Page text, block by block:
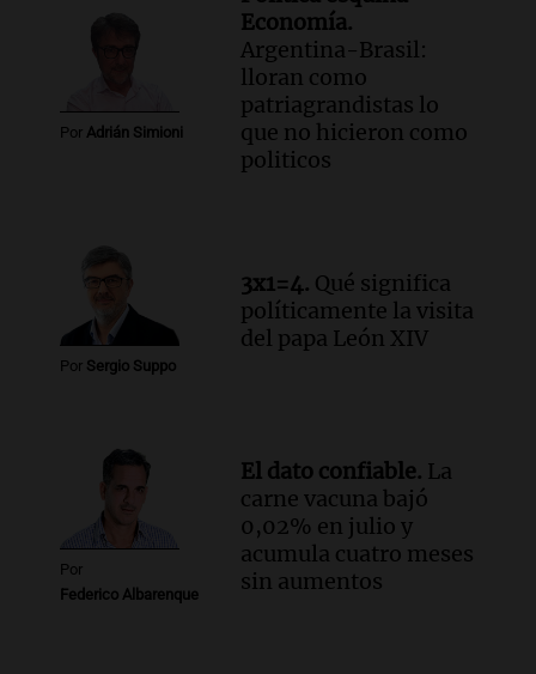
colaboración con la municipalidad para
la educación y parques
Audio.El papamóvil de Juan Pablo II
revive con la visita de León XIV y una
Episodios
Audio.
Monseñor Fenoy celebra la visita
de León XIV a Argentina y reflexiona
sobre su impacto espiritual
Panorama Federal
Fe relativiza el impacto del fallo sobre
jubilaciones en la provincia
Panorama Federal
Episodios
Por Adrián Simioni
Economía.
Argentina-Brasil:
lloran como
patriagrandistas lo
que no hicieron como
politicos
Por Sergio Suppo
3x1=4. Qué significa
políticamente la visita
del papa León XIV
Por
Federico Albarenque
El dato confiable. La
carne vacuna bajó
0,02% en julio y
acumula cuatro meses
sin aumentos